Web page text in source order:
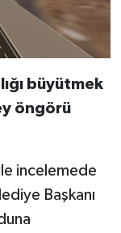
büyütmek
öngörü
incelemede
Başkanı